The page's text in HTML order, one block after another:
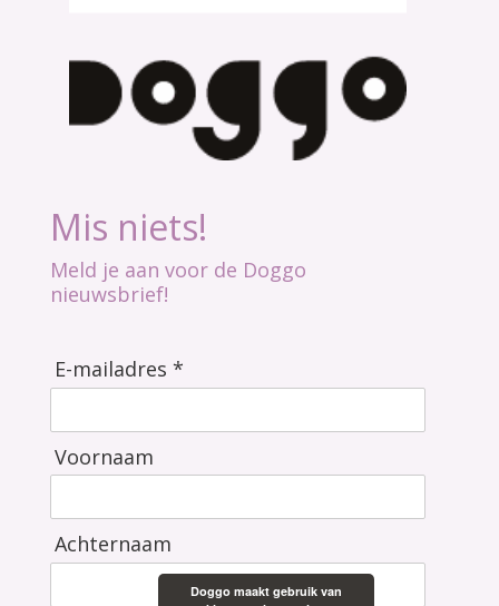
Mis niets!
Meld je aan voor de Doggo
nieuwsbrief!
E-mailadres *
Voornaam
Achternaam
Doggo maakt gebruik van